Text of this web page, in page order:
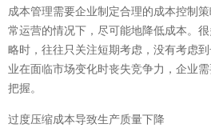
成本管理需要企业制定合理的成本控制
常运营的情况下，尽可能地降低成本。
略时，往往只关注短期考虑，没有考虑
业在面临市场变化时丧失竞争力，企业
把握。
过度压缩成本导致生产质量下降